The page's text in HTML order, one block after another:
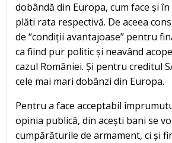
dobândă din Europa, cum face și
plăti rata respectivă. De aceea
de “condiții avantajoase” pentru
ca fiind pur politic și neavând
cazul României. Și pentru creditul
cele mai mari dobânzi din Europa.
Pentru a face acceptabil
opinia publică, din acești bani se
cumpărăturile de armament, ci și